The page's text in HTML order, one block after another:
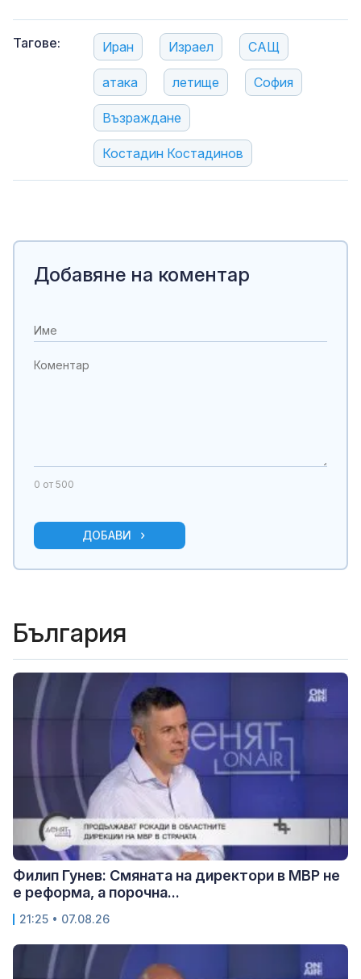
Тагове: Иран Израел САЩ
атака летище София
Възраждане
Костадин Костадинов
Добавяне на коментар
0 от 500
ДОБАВИ
България
Филип Гунев: Смяната на директори в МВР не
е реформа, а порочна...
21:25 • 07.08.26